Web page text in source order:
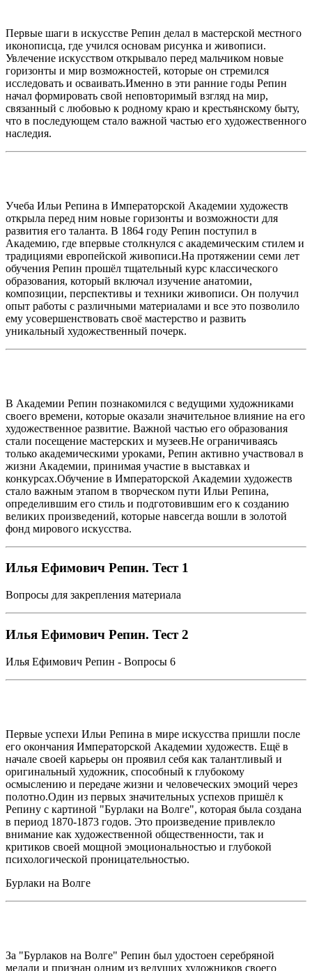
Первые шаги в искусстве Репин делал в мастерской местного
иконописца, где учился основам рисунка и живописи.
Увлечение искусством открывало перед мальчиком новые
горизонты и мир возможностей, которые он стремился
исследовать и осваивать.Именно в эти ранние годы Репин
начал формировать свой неповторимый взгляд на мир,
связанный с любовью к родному краю и крестьянскому быту,
что в последующем стало важной частью его художественного
наследия.
Учеба Ильи Репина в Императорской Академии художеств
открыла перед ним новые горизонты и возможности для
развития его таланта. В 1864 году Репин поступил в
Академию, где впервые столкнулся с академическим стилем и
традициями европейской живописи.На протяжении семи лет
обучения Репин прошёл тщательный курс классического
образования, который включал изучение анатомии,
композиции, перспективы и техники живописи. Он получил
опыт работы с различными материалами и все это позволило
ему усовершенствовать своё мастерство и развить
уникальный художественный почерк.
В Академии Репин познакомился с ведущими художниками
своего времени, которые оказали значительное влияние на его
художественное развитие. Важной частью его образования
стали посещение мастерских и музеев.Не ограничиваясь
только академическими уроками, Репин активно участвовал в
жизни Академии, принимая участие в выставках и
конкурсах.Обучение в Императорской Академии художеств
стало важным этапом в творческом пути Ильи Репина,
определившим его стиль и подготовившим его к созданию
великих произведений, которые навсегда вошли в золотой
фонд мирового искусства.
Илья Ефимович Репин. Тест 1
Вопросы для закрепления материала
Илья Ефимович Репин. Тест 2
Илья Ефимович Репин - Вопросы 6
Первые успехи Ильи Репина в мире искусства пришли после
его окончания Императорской Академии художеств. Ещё в
начале своей карьеры он проявил себя как талантливый и
оригинальный художник, способный к глубокому
осмыслению и передаче жизни и человеческих эмоций через
полотно.Один из первых значительных успехов пришёл к
Репину с картиной "Бурлаки на Волге", которая была создана
в период 1870-1873 годов. Это произведение привлекло
внимание как художественной общественности, так и
критиков своей мощной эмоциональностью и глубокой
психологической проницательностью.
Бурлаки на Волге
За "Бурлаков на Волге" Репин был удостоен серебряной
медали и признан одним из ведущих художников своего